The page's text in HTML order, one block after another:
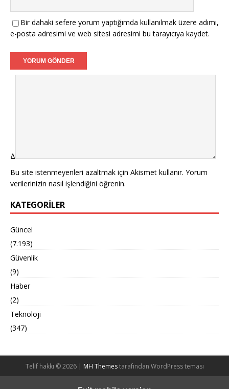
Bir dahaki sefere yorum yaptığımda kullanılmak üzere adımı,
e-posta adresimi ve web sitesi adresimi bu tarayıcıya kaydet.
Δ
Bu site istenmeyenleri azaltmak için Akismet kullanır. Yorum
verilerinizin nasıl işlendiğini öğrenin.
KATEGORILER
Güncel
(7.193)
Güvenlik
(9)
Haber
(2)
Teknoloji
(347)
Telif hakkı © 2026 | MH Themestarafından WordPress teması